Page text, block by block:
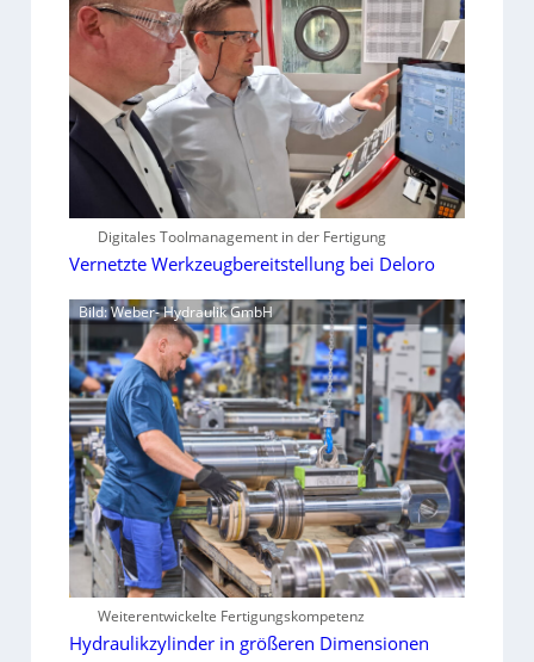
Digitales Toolmanagement in der Fertigung
Vernetzte Werkzeugbereitstellung bei Deloro
Bild: Weber- Hydraulik GmbH
Weiterentwickelte Fertigungskompetenz
Hydraulikzylinder in größeren Dimensionen